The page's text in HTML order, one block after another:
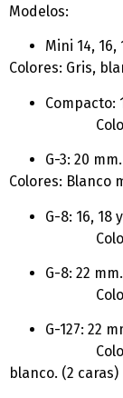
Modelos:
Mini 14, 16,
Colores: Gris,
Compacto:
Colores:
G-3: 20
Colores: Blanco
G-8: 16, 18
Colores:
G-8: 22
Colores:
G-127: 22
Colores:
blanco. (2 caras)